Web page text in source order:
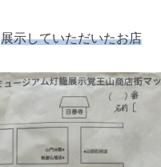
展示していただいたお店